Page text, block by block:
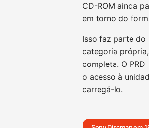
CD-ROM ainda
em torno do
Isso faz parte do
categoria
completa. O
o acesso à
carregá-lo.